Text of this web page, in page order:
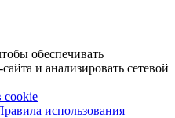
обеспечивать
и анализировать сетевой
cookie
использования